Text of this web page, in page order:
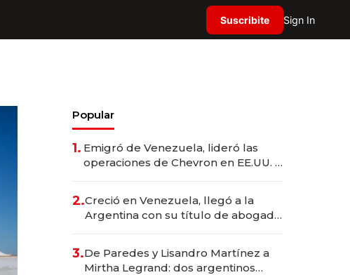
Suscribite Sign In
Popular
1. Emigró de Venezuela, lideró las
operaciones de Chevron en EE.UU. y
2.Creció en Venezuela, llegó a la
Argentina con su título de abogado
marcas "fast premium"
3.De Paredes y Lisandro Martínez a
Mirtha Legrand: dos argentinos